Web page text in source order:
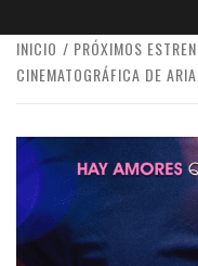
INICIO PRÓXIMOS
CINEMATOGRÁFICA DE